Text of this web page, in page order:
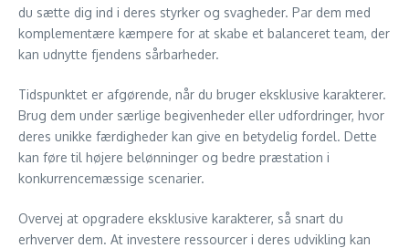
du sætte dig ind i deres styrker og svagheder. Par dem med
komplementære kæmpere for at skabe et balanceret team, der
kan udnytte fjendens sårbarheder.
Tidspunktet er afgørende, når du bruger eksklusive karakterer.
Brug dem under særlige begivenheder eller udfordringer, hvor
deres unikke færdigheder kan give en betydelig fordel. Dette
kan føre til højere belønninger og bedre præstation i
konkurrencemæssige scenarier.
Overvej at opgradere eksklusive karakterer, så snart du
erhverver dem. At investere ressourcer i deres udvikling kan